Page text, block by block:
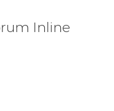
Inline